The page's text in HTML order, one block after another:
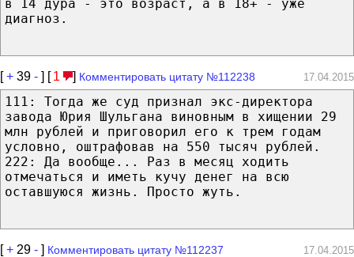
в 14 дура - это возраст, а в 18+ - уже
диагноз.
[+ 39 - ] [ 1 ] Комментировать цитату №112238 17.04.2015
111: Тогда же суд признал экс-директора
завода Юрия Шульгана виновным в хищении 29
млн рублей и приговорил его к трем годам
условно, оштрафовав на 550 тысяч рублей.
222: Да вообще... Раз в месяц ходить
отмечаться и иметь кучу денег на всю
оставшуюся жизнь. Просто жуть.
[+ 29 - ] Комментировать цитату №112237 17.04.2015